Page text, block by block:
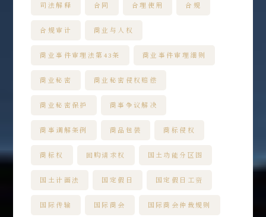
司法解释 合同 合理使用 合规
合规审计 商业与人权
商业事件审理法第43条 商业事件审理细则
商业秘密 商业秘密侵权赔偿
商业秘密保护 商事争议解决
商事调解条例 商品包装 商标侵权
商标权 回购请求权 国土功能分区图
国土计画法 国定假日 国定假日工资
国际传输 国际商会 国际商会仲裁规则